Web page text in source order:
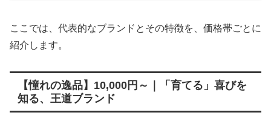
ここでは、代表的なブランドとその特徴を、価格帯ごとに
紹介します。
【憧れの逸品】10,000円～｜「育てる」喜びを
知る、王道ブランド